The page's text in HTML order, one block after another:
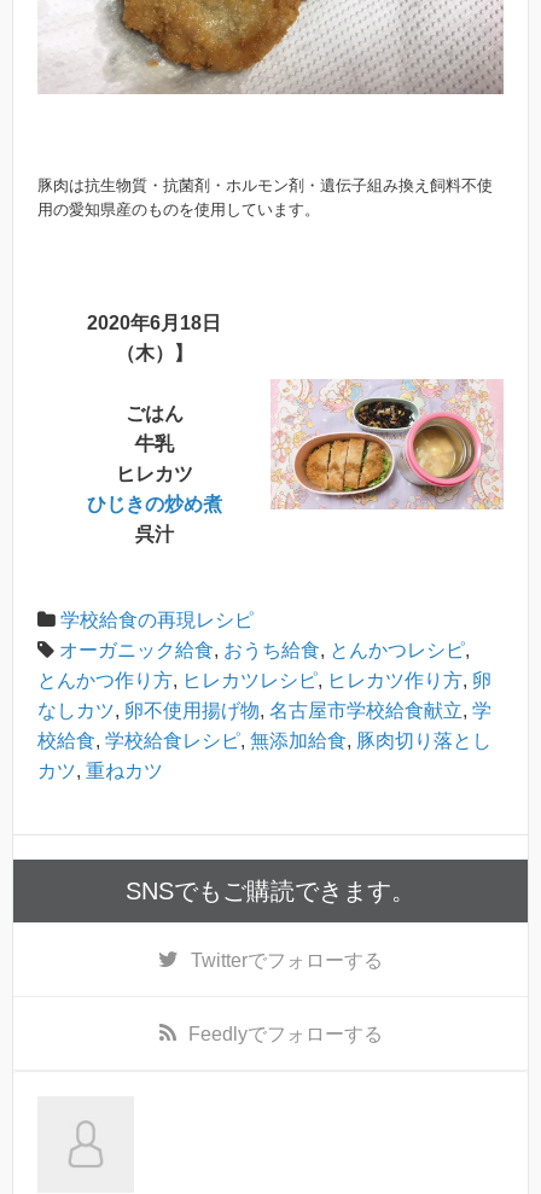
豚肉は抗生物質・抗菌剤・ホルモン剤・遺伝子組み換え飼料不使
用の愛知県産のものを使用しています。
2020年6月18日
（木）】
ごはん
牛乳
ヒレカツ
ひじきの炒め煮
呉汁
学校給食の再現レシピ
オーガニック給食, おうち給食, とんかつレシピ,
とんかつ作り方, ヒレカツレシピ, ヒレカツ作り方, 卵
なしカツ, 卵不使用揚げ物, 名古屋市学校給食献立, 学
校給食, 学校給食レシピ, 無添加給食, 豚肉切り落とし
カツ, 重ねカツ
SNSでもご購読できます。
Twitterでフォローする
Feedlyでフォローする